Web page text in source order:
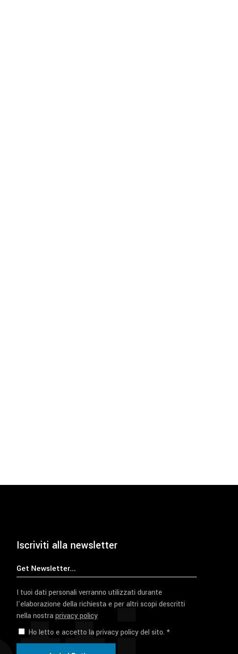
Iscriviti alla newsletter
I tuoi dati personali verranno utilizzati durante
l'elaborazione della richiesta e per altri scopi descritti
nella nostraprivacy policy
Ho letto e accetto la privacy policy del sito. *